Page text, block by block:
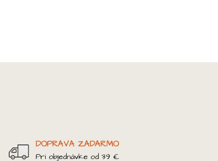
DOPRAVA ZADARMO
Pri objednávke od 39 €